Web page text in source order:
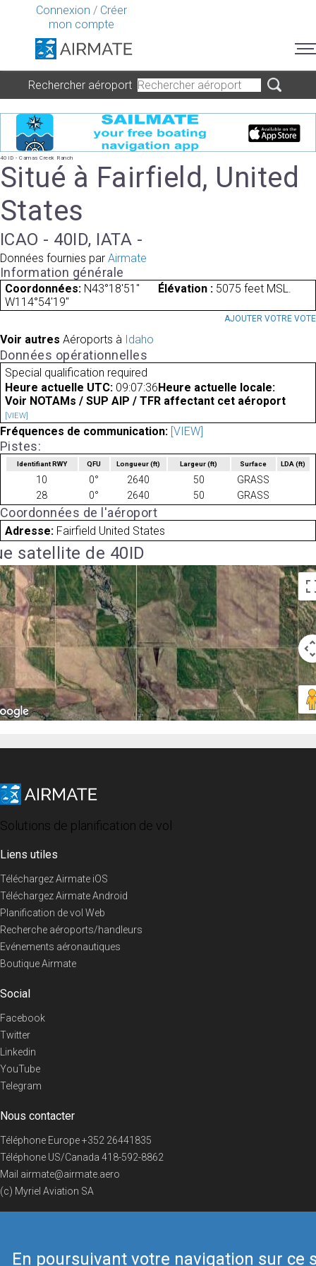
Connexion / Créer
mon compte
En poursuivant votre navigation sur ce
Rechercher aéroport
40ID - Camas Creek Ranch
Situé à Fairfield, United
States
ICAO - 40ID, IATA -
Données fournies par Airmate
Information générale
Coordonnées: N43°18'51"
W114°54'19"
Élévation : 5075 feet MSL.
AJOUTER VOTRE VOTE
Voir autres Aéroports à Idaho
Données opérationnelles
Special qualification required
Heure actuelle UTC: 09:07:36 Heure actuelle locale:
Voir NOTAMs / SUP AIP / TFR affectant cet aéroport
[VIEW]
Fréquences de communication: [VIEW]
Pistes:
Identifiant RWY QFU Longueur(ft) Largeur(ft) Surface LDA(ft)
10 0° 2640 50
GRASS
28
0° 2640 50 GRASS
Coordonnées de l'aéroport
Adresse: Fairfield United States
satellite de 40ID
Solutions de planification de vol
Liens utiles
Téléchargez Airmate iOS
Téléchargez Airmate Android
Planification de vol Web
Recherche aéroports/handleurs
Evénements aéronautiques
Boutique Airmate
Social
Facebook
Twitter
Linkedin
YouTube
Telegram
Nous contacter
Téléphone Europe+352 26441835
Téléphone US/Canada 418-592-8862
Mail airmate@airmate.aero
(c) Myriel Aviation SA
© 2019 Airmate -Conditions d'utilisation-Vie privée Back to top